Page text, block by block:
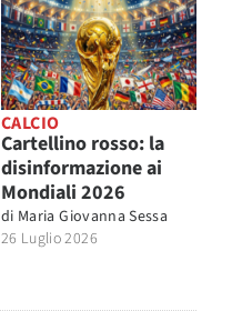
CALCIO
Cartellino rosso: la
disinformazione ai
Mondiali 2026
di Maria Giovanna Sessa
26 Luglio 2026